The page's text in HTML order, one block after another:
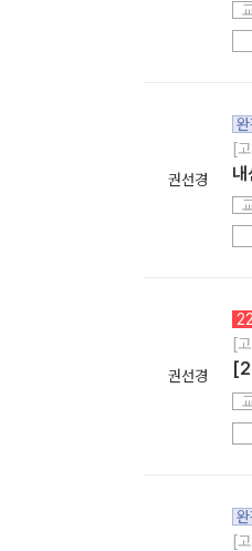
권선경
[
권선경
[
[